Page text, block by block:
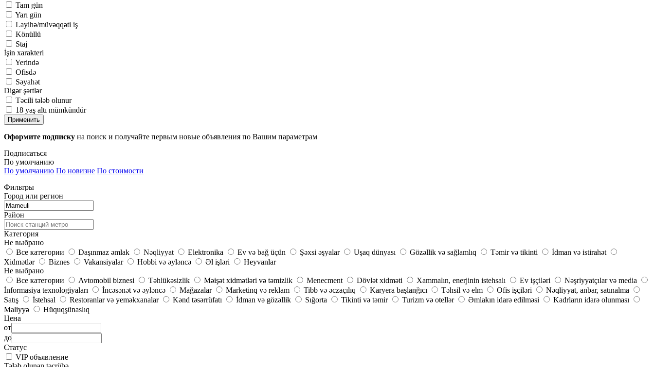
Tam gün
Yarı gün
Layihə/müvəqqəti iş
Könüllü
Staj
İşin xarakteri
Yerində
Ofisdə
Səyahət
Digər şərtlər
Təcili tələb olunur
18 yaş altı mümkündür
Применить
Оформите подписку на поиск и получайте первым новые объявления по Вашим параметрам
Подписаться
По умолчанию
По умолчанию По новизне По стоимости
Фильтры
Город или регион
Район
Категория
Не выбрано
Все категории
Daşınmaz əmlak Nəqliyyat Elektronika Ev və bağ üçün Şəxsi əşyalar Uşaq dünyası Gözəllik və sağlamlıq Təmir və tikinti
İdman və istirahət
Xidmətlər
Biznes Vakansiyalar Hobbi və əyləncə Əl işləri
Heyvanlar
Не выбрано
Все категории
Avtomobil biznesi Təhlükəsizlik Məişət xidmətləri və təmizlik Menecment Dövlət xidməti Xammalın, enerjinin istehsalı Ev işçiləri
Nəşriyyatçılar və media
İnformasiya texnologiyaları
İncəsənət və əyləncə Mağazalar Marketinq və reklam Tibb və əczaçılıq Karyera başlanğıcı Təhsil və elm Ofis işçiləri
Nəqliyyat, anbar, satınalma
Satış
İstehsal Restoranlar və yeməkxanalar Kənd təsərrüfatı İdman və gözəllik Sığorta Tikinti və təmir Turizm və otellər Əmlakın idarə edilməsi
Kadrların idarə olunması
Maliyyə
Hüquqşünaslıq
Цена
от
до
Статус
VIP объявление